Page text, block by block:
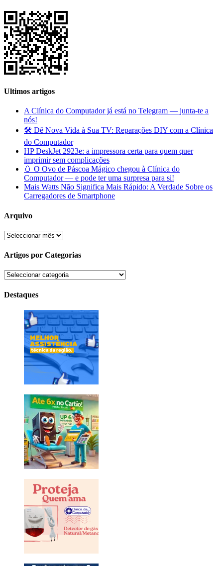
Ultimos artigos
A Clínica do Computador já está no Telegram — junta-te a
nós!
🛠️ Dê Nova Vida à Sua TV: Reparações DIY com a Clínica
do Computador
HP DeskJet 2923e: a impressora certa para quem quer
imprimir sem complicações
🥚 O Ovo de Páscoa Mágico chegou à Clínica do
Computador — e pode ter uma surpresa para si!
Mais Watts Não Significa Mais Rápido: A Verdade Sobre os
Carregadores de Smartphone
Arquivo
Arquivo
Artigos por Categorias
Artigos
Categorias
Destaques